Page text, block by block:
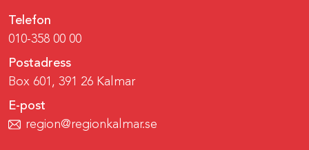
Telefon
010-358 00 00
Postadress
Box 601, 391 26 Kalmar
E-post
region@regionkalmar.se